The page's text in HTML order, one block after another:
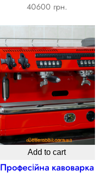
40600 грн.
Add to cart
Професійна кавоварка